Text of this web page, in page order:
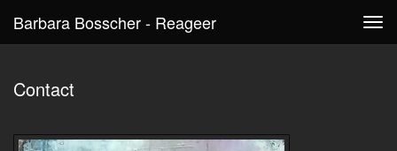
Barbara Bosscher - Reageer
Contact